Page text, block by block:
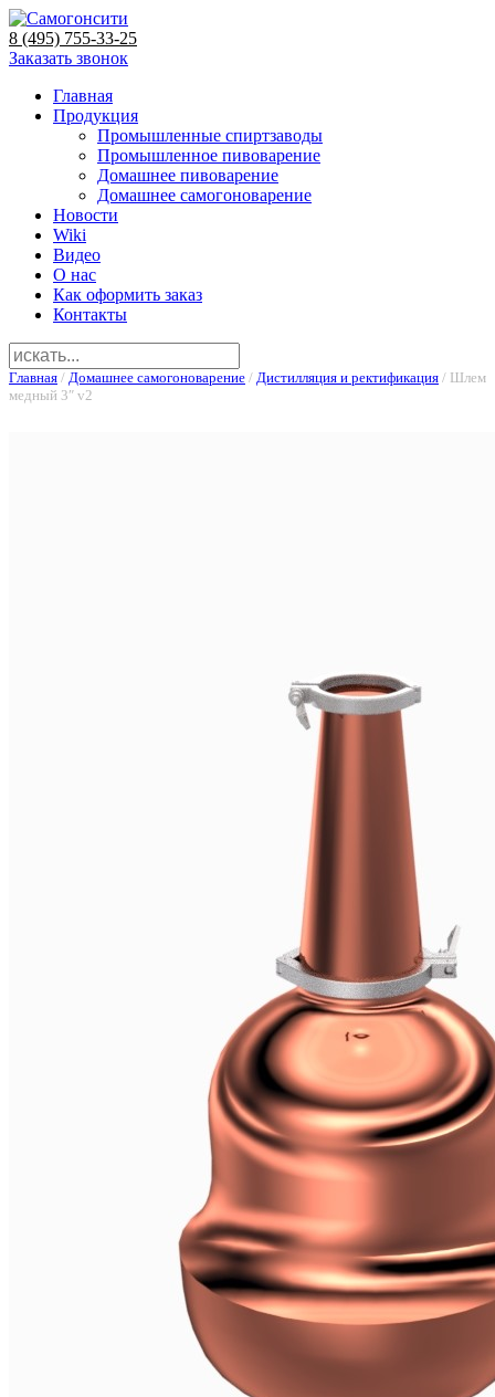
8 (495) 755-33-25
Заказать звонок
Главная
Продукция
Промышленные спиртзаводы
Промышленное пивоварение
Домашнее пивоварение
Домашнее самогоноварение
Новости
Wiki
Видео
О нас
Как оформить заказ
Контакты
Главная / Домашнее самогоноварение / Дистилляция и ректификация / Шлем
медный 3″ v2